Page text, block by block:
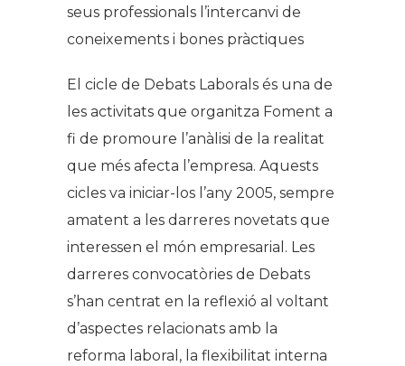
seus professionals l’intercanvi de
coneixements i bones pràctiques
El cicle de Debats Laborals és una de
les activitats que organitza Foment a
fi de promoure l’anàlisi de la realitat
que més afecta l’empresa. Aquests
cicles va iniciar-los l’any 2005, sempre
amatent a les darreres novetats que
interessen el món empresarial. Les
darreres convocatòries de Debats
s’han centrat en la reflexió al voltant
d’aspectes relacionats amb la
reforma laboral, la flexibilitat interna